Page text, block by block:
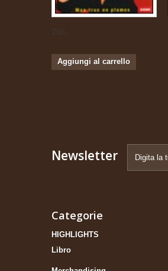
Zizi...
Aggiungi al carrello
Newsletter
Categorie
HIGHLIGHTS
Libro